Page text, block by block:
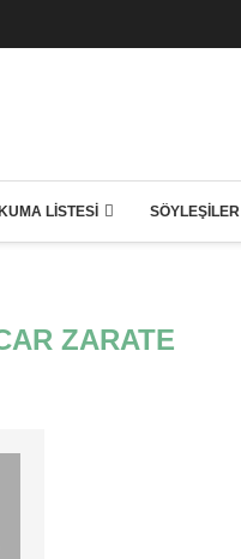
LISTESI SÖYLEŞILER
ZARATE